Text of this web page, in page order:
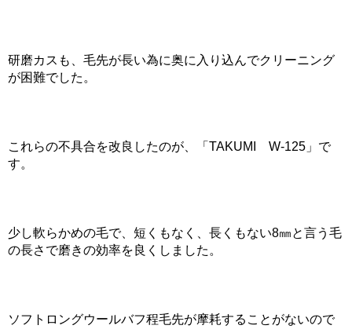
研磨カスも、毛先が長い為に奥に入り込んでクリーニング
が困難でした。
これらの不具合を改良したのが、「TAKUMI W-125」で
す。
少し軟らかめの毛で、短くもなく、長くもない8㎜と言う毛
の長さで磨きの効率を良くしました。
ソフトロングウールバフ程毛先が摩耗することがないので